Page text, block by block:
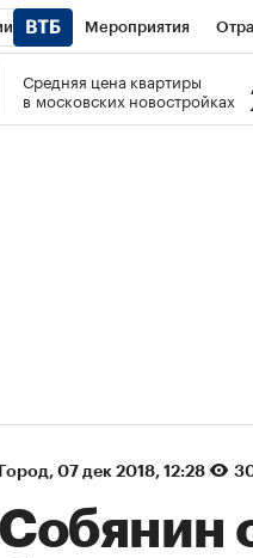
Мероприятия
РБК РБК
Средняя цена квартиры
в московских новостройках
Город⁠, 07 дек 2018, 12:28
Собянин